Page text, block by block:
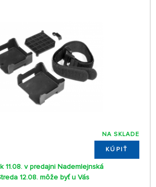
NA SKLADE
KÚPIŤ
11.08. v predajni Nademlejnská
12.08. môže byť u Vás